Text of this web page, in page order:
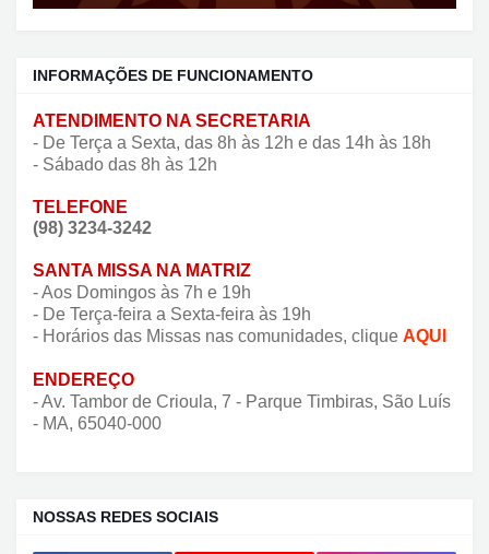
INFORMAÇÕES DE FUNCIONAMENTO
ATENDIMENTO NA SECRETARIA
- De Terça a Sexta, das 8h às 12h e das 14h às 18h
- Sábado das 8h às 12h
TELEFONE
(98) 3234-3242
SANTA MISSA NA MATRIZ
- Aos Domingos às 7h e 19h
- De Terça-feira a Sexta-feira às 19h
- Horários das Missas nas comunidades, clique AQUI
ENDEREÇO
- Av. Tambor de Crioula, 7 - Parque Timbiras, São Luís
- MA, 65040-000
NOSSAS REDES SOCIAIS